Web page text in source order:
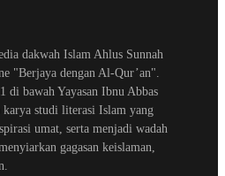
dakwah Islam Ahlus Sunnah
"Berjaya dengan Al-Qur’an".
di bawah Yayasan Ibnu Abbas
studi literasi Islam yang
umat, serta menjadi wadah
gagasan keislaman,